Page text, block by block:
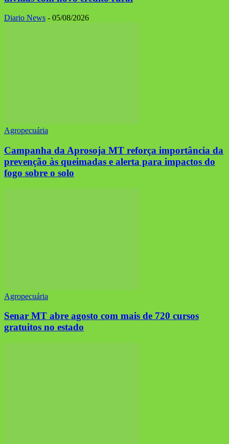
Diario News - 05/08/2026
Agropecuária
Campanha da Aprosoja MT reforça importância da
prevenção às queimadas e alerta para impactos do
fogo sobre o solo
Agropecuária
Senar MT abre agosto com mais de 720 cursos
gratuitos no estado